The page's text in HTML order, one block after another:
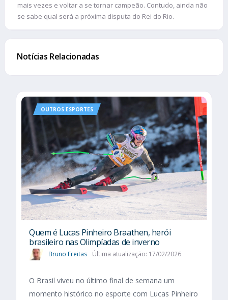
mais vezes e voltar a se tornar campeão. Contudo, ainda não
se sabe qual será a próxima disputa do Rei do Rio.
Notícias Relacionadas
OUTROS ESPORTES
Quem é Lucas Pinheiro Braathen, herói
brasileiro nas Olimpíadas de inverno
Bruno Freitas Última atualização: 17/02/2026
O Brasil viveu no último final de semana um
momento histórico no esporte com Lucas Pinheiro